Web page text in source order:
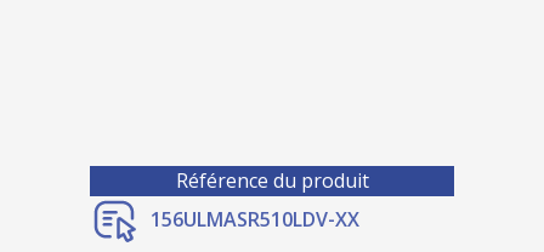
Référence du produit
156ULMASR510LDV-XX